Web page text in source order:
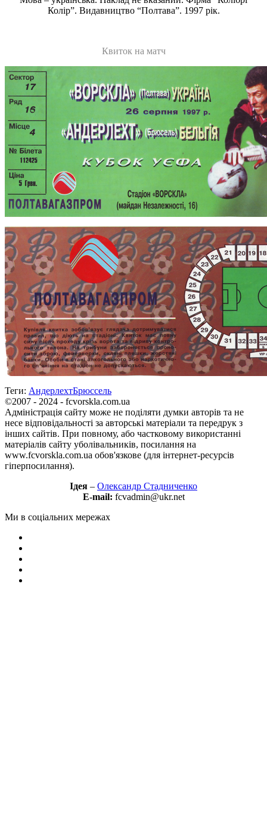
Колір”. Видавництво “Полтава”. 1997 рік.
Квиток на матч
Теги: АндерлехтБрюссель
©2007 - 2024 - fcvorskla.com.ua
Адміністрація сайту може не поділяти думки авторів та не
несе відповідальності за авторські матеріали та передрук з
інших сайтів. При повному, або частковому використанні
матеріалів сайту уболівальників, посилання на
www.fcvorskla.com.ua обов'язкове (для інтернет-ресурсів
гіперпосилання).
Ідея – Олександр Стадниченко
E-mail: fcvadmin@ukr.net
Ми в соціальних мережах